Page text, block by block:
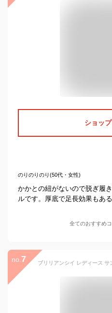
ショッ
のりのりのり(50代・女性)
かかとの紐がないので脱ぎ履
ルです。厚底で足長効果もあ
全てのおすすめコ
no. 7